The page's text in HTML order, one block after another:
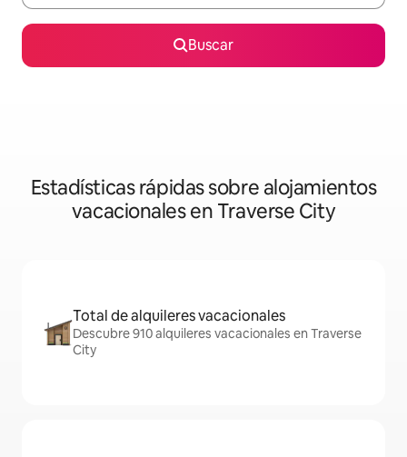
Buscar
Estadísticas rápidas sobre alojamientos
vacacionales en Traverse City
Total de alquileres vacacionales
Descubre 910 alquileres vacacionales en Traverse
City